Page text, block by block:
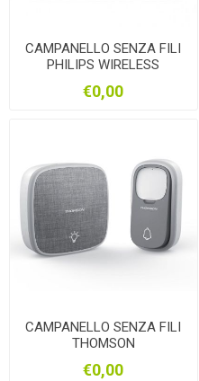
CAMPANELLO SENZA FILI
PHILIPS WIRELESS
€0,00
CAMPANELLO SENZA FILI
THOMSON
€0,00